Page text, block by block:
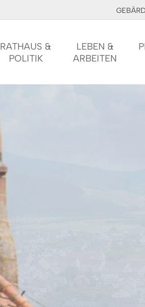
RATHAUS &
POLITIK
LEBEN &
ARBEITEN